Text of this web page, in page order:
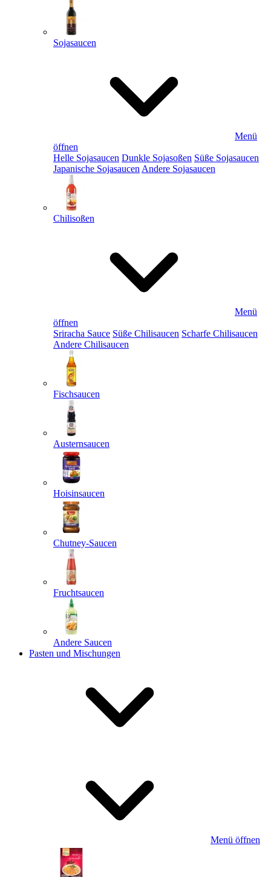
Sojasaucen
Menü
öffnen
Helle Sojasaucen Dunkle Sojasoßen Süße Sojasaucen
Japanische Sojasaucen Andere Sojasaucen
Chilisoßen
Menü
öffnen
Sriracha Sauce Süße Chilisaucen Scharfe Chilisaucen
Andere Chilisaucen
Fischsaucen
Austernsaucen
Hoisinsaucen
Chutney-Saucen
Fruchtsaucen
Andere Saucen
Pasten und Mischungen
Menü öffnen